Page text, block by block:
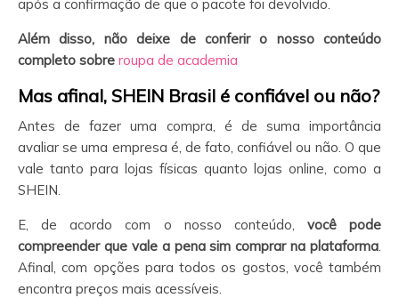
após a confirmação de que o pacote foi devolvido.
Além disso, não deixe de conferir o nosso conteúdo
completo sobre roupa de academia
Mas afinal, SHEIN Brasil é confiável ou não?
Antes de fazer uma compra, é de suma importância
avaliar se uma empresa é, de fato, confiável ou não. O que
vale tanto para lojas físicas quanto lojas online, como a
SHEIN.
E, de acordo com o nosso conteúdo, você pode
compreender que vale a pena sim comprar na plataforma
Afinal, com opções para todos os gostos, você também
encontra preços mais acessíveis.